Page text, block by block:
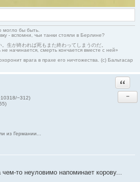
могло бы быть.
- вспомни, чьи танки стояли в Берлине?
生が終われば死もまた終わってしまうのだ。
начинается, смерть кончается вместе с ней»
врага в прахе его ничтожества. (с) Бальтасар
−312)
из Германии...
−
то неуловимо напоминает корову...